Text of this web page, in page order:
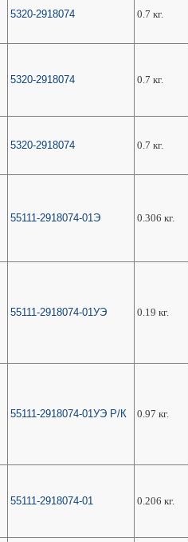
5320-2918074 0.7 кг.
5320-2918074 0.7 кг.
5320-2918074 0.7 кг.
55111-2918074-01Э 0.306 кг.
55111-2918074-01УЭ 0.19 кг.
55111-2918074-01УЭ Р/К 0.97 кг.
55111-2918074-01 0.206 кг.